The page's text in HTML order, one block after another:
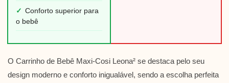
✓ Conforto superior para
o bebê
O Carrinho de Bebê Maxi-Cosi Leona² se destaca pelo seu
design moderno e conforto inigualável, sendo a escolha perfeita